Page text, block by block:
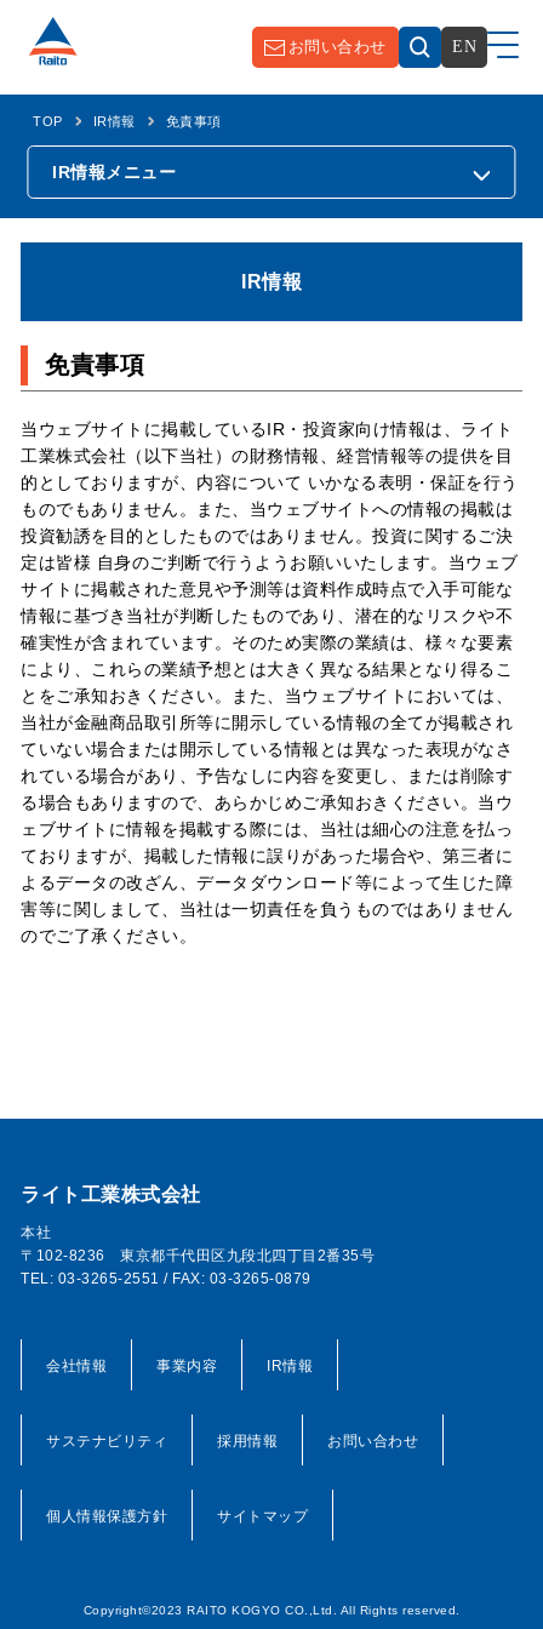
お問い合わせ EN
TOP IR情報 免責事項
IR情報 メニュー
IR情報
免責事項
当ウェブサイトに掲載しているIR・投資家向け情報は、ライト
工業株式会社（以下当社）の財務情報、経営情報等の提供を目
的としておりますが、内容について いかなる表明・保証を行う
ものでもありません。また、当ウェブサイトへの情報の掲載は
投資勧誘を目的としたものではありません。投資に関するご決
定は皆様 自身のご判断で行うようお願いいたします。当ウェブ
サイトに掲載された意見や予測等は資料作成時点で入手可能な
情報に基づき当社が判断したものであり、潜在的なリスクや不
確実性が含まれています。そのため実際の業績は、様々な要素
により、これらの業績予想とは大きく異なる結果となり得るこ
とをご承知おきください。また、当ウェブサイトにおいては、
当社が金融商品取引所等に開示している情報の全てが掲載され
ていない場合または開示している情報とは異なった表現がなさ
れている場合があり、予告なしに内容を変更し、または削除す
る場合もありますので、あらかじめご承知おきください。当ウ
ェブサイトに情報を掲載する際には、当社は細心の注意を払っ
ておりますが、掲載した情報に誤りがあった場合や、第三者に
よるデータの改ざん、データダウンロード等によって生じた障
害等に関しまして、当社は一切責任を負うものではありません
のでご了承ください。
ライト工業株式会社
本社
〒102-8236 東京都千代田区九段北四丁目2番35号
TEL: 03-3265-2551 / FAX: 03-3265-0879
会社情報 事業内容 IR情報
サステナビリティ 採用情報 お問い合わせ
個人情報保護方針 サイトマップ
Copyright©2023 RAITO KOGYO CO.,Ltd. All Rights reserved.